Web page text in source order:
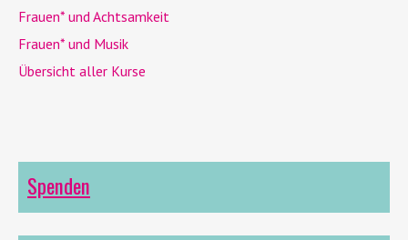
Frauen* und Achtsamkeit
Frauen* und Musik
Übersicht aller Kurse
Spenden